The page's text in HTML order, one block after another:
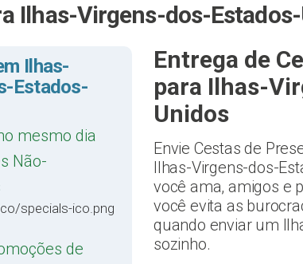
Ilhas-Virgens-dos-
Ilhas-
Estados-
mesmo dia
Não-
de
Entrega de
para Ilhas-
Unidos
Envie Cestas de
Ilhas-Virgens-dos-
você ama, amigos e
você evita as
quando enviar um
sozinho.